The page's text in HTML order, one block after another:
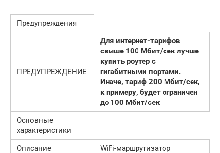
Предупреждения
ПРЕДУПРЕЖДЕНИЕ
Для интернет-тарифов
свыше 100 Мбит/сек лучше
купить роутер с
гигабитными портами.
Иначе, тариф 200 Мбит/сек,
к примеру, будет ограничен
до 100 Мбит/сек
Основные
характеристики
Описание
WiFi-маршрутизатор